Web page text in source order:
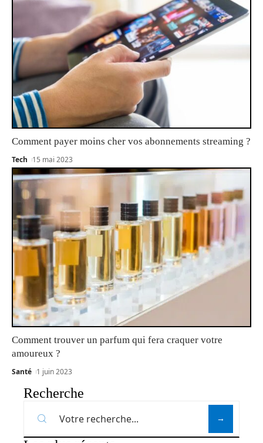
Comment payer moins cher vos abonnements streaming ?
Tech 15 mai 2023
Comment trouver un parfum qui fera craquer votre
amoureux ?
Santé 1 juin 2023
Recherche